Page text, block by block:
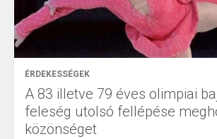
ÉRDEKESSÉGEK
A 83 illetve 79 éves olimpiai
feleség utolsó fellépése
közönséget